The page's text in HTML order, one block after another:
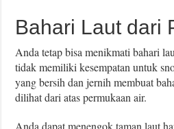
Bahari Laut dari
Anda tetap bisa menikmati bahari
tidak memiliki kesempatan untuk
yang bersih dan jernih membuat
dilihat dari atas permukaan air.
Anda dapat menengok taman laut